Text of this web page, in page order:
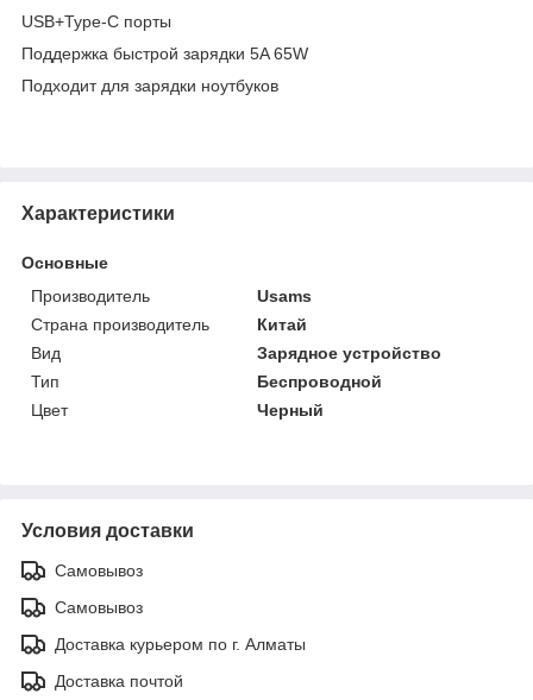
USB+Type-C порты
Поддержка быстрой зарядки 5A 65W
Подходит для зарядки ноутбуков
Характеристики
Основные
Производитель
Usams
Страна производитель
Китай
Вид
Зарядное устройство
Тип
Беспроводной
Цвет
Черный
Условия доставки
Самовывоз
Самовывоз
Доставка курьером по г. Алматы
Доставка почтой